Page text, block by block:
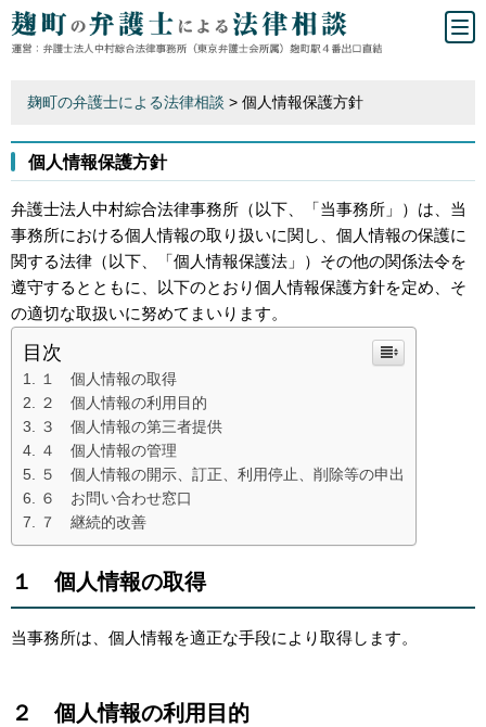
麹町の弁護士による法律相談 > 個人情報保護方針
個人情報保護方針
弁護士法人中村綜合法律事務所（以下、「当事務所」）は、当
事務所における個人情報の取り扱いに関し、個人情報の保護に
関する法律（以下、「個人情報保護法」）その他の関係法令を
遵守するとともに、以下のとおり個人情報保護方針を定め、そ
の適切な取扱いに努めてまいります。
目次
１ 個人情報の取得
２ 個人情報の利用目的
３ 個人情報の第三者提供
４ 個人情報の管理
５ 個人情報の開示、訂正、利用停止、削除等の申出
６ お問い合わせ窓口
７ 継続的改善
１ 個人情報の取得
当事務所は、個人情報を適正な手段により取得します。
２ 個人情報の利用目的